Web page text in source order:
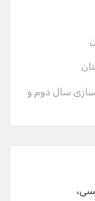
سال دوم و